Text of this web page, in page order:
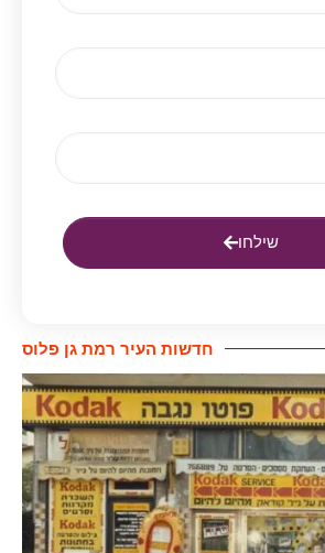
שילחו
חדשות העיר רמת גן פלוס